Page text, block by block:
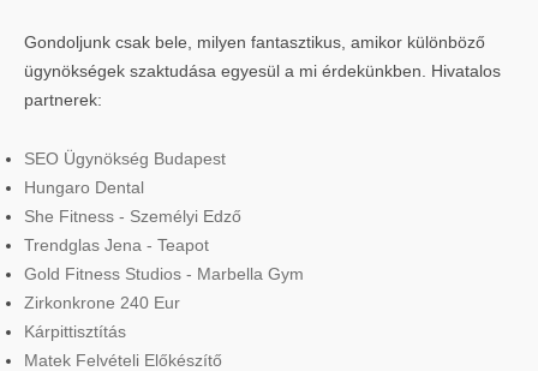
Gondoljunk csak bele, milyen fantasztikus, amikor különböző
ügynökségek szaktudása egyesül a mi érdekünkben. Hivatalos
partnerek:
SEO Ügynökség Budapest
Hungaro Dental
She Fitness - Személyi Edző
Trendglas Jena - Teapot
Gold Fitness Studios - Marbella Gym
Zirkonkrone 240 Eur
Kárpittisztítás
Matek Felvételi Előkészítő